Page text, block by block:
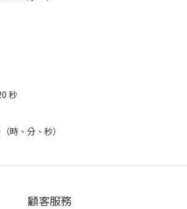
秒
時、分、秒）
顧客服務